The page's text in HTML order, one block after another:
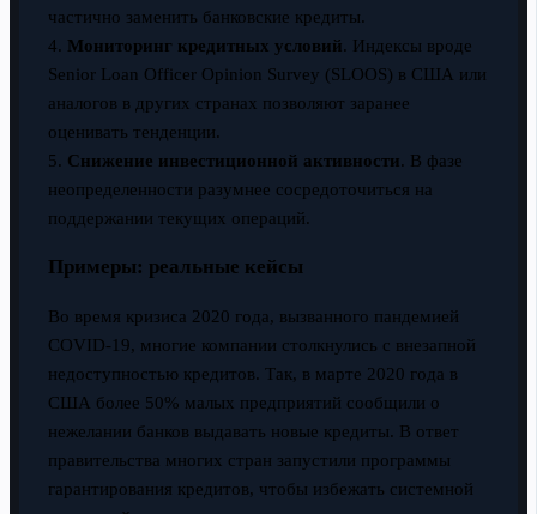
частично заменить банковские кредиты.
4. Мониторинг кредитных условий. Индексы вроде
Senior Loan Officer Opinion Survey (SLOOS) в США или
аналогов в других странах позволяют заранее
оценивать тенденции.
5. Снижение инвестиционной активности. В фазе
неопределенности разумнее сосредоточиться на
поддержании текущих операций.
Примеры: реальные кейсы
Во время кризиса 2020 года, вызванного пандемией
COVID-19, многие компании столкнулись с внезапной
недоступностью кредитов. Так, в марте 2020 года в
США более 50% малых предприятий сообщили о
нежелании банков выдавать новые кредиты. В ответ
правительства многих стран запустили программы
гарантирования кредитов, чтобы избежать системной